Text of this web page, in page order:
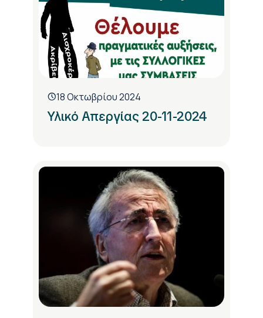
18 Οκτωβρίου 2024
Υλικό Απεργίας 20-11-2024